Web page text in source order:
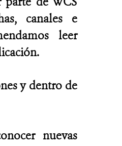
canales e
leer
y dentro de
nuevas